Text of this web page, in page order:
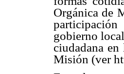
Orgánica de
gobierno
ciudadana
Misión (ver